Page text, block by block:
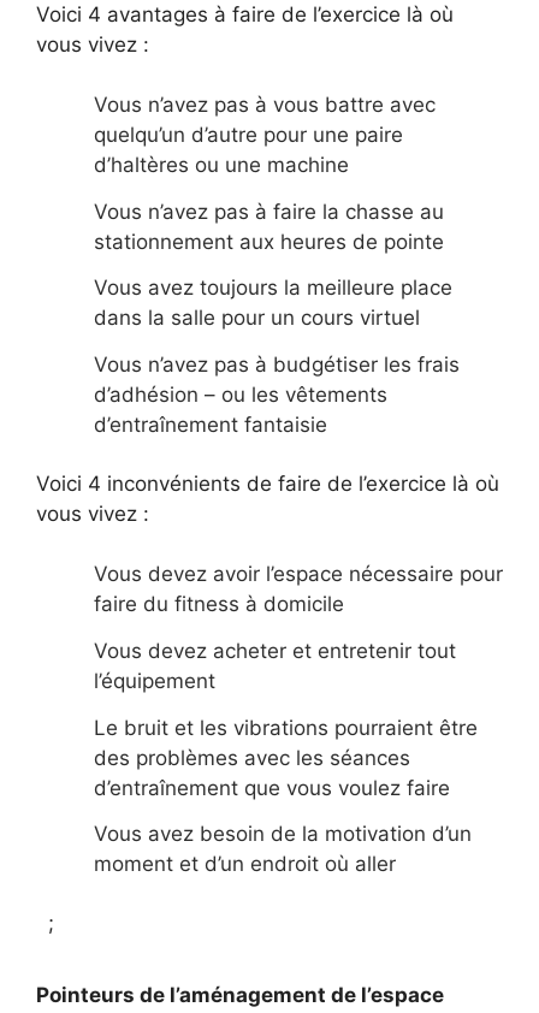
Voici 4 avantages à faire de l’exercice là où
vous vivez :
Vous n’avez pas à vous battre avec
quelqu’un d’autre pour une paire
d’haltères ou une machine
Vous n’avez pas à faire la chasse au
stationnement aux heures de pointe
Vous avez toujours la meilleure place
dans la salle pour un cours virtuel
Vous n’avez pas à budgétiser les frais
d’adhésion – ou les vêtements
d’entraînement fantaisie
Voici 4 inconvénients de faire de l’exercice là où
vous vivez :
Vous devez avoir l’espace nécessaire pour
faire du fitness à domicile
Vous devez acheter et entretenir tout
l’équipement
Le bruit et les vibrations pourraient être
des problèmes avec les séances
d’entraînement que vous voulez faire
Vous avez besoin de la motivation d’un
moment et d’un endroit où aller
;
Pointeurs de l’aménagement de l’espace